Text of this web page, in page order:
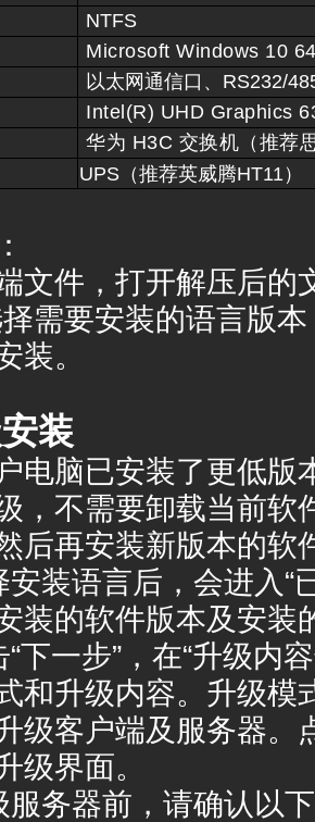
NTFS
Microsoft Windows 10
以太网通信口、RS232/
Intel(R) UHD Graphics
华为 H3C 交换机（推荐
UPS（推荐英威腾HT11）
文件，打开解压后的
择需要安装的语言版
装。
装
电脑已安装了更低版
，不需要卸载当前
后再安装新版本的软
安装语言后，会进入
装的软件版本及安装
“下一步”，在“升级
和升级内容。升级模
级客户端及服务器。
级界面。
服务器前，请确认以